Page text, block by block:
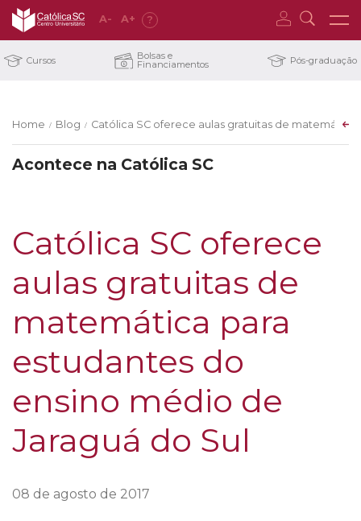
A- A+ ?
Cursos Bolsas e
Financiamentos Pós-graduação
Home / Blog / Católica SC oferece aulas gratuitas de
Acontece na Católica SC
Católica SC oferece
aulas gratuitas de
matemática para
estudantes do
ensino médio de
Jaraguá do Sul
08 de agosto de 2017